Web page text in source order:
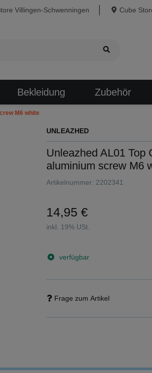
Villingen-Schwenningen Cube
Bekleidung Zubehör
M6 white
UNLEAZHED
Unleazhed AL01 Top
aluminium screw M6
Artikelnummer: 2202341
14,95 €
inkl. 19% USt.
verfügbar
Frage zum Artikel